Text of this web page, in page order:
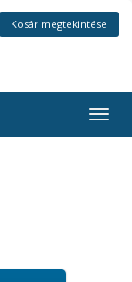
Kosár megtekintése
a